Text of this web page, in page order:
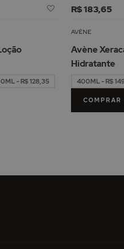
Adicionar
Lista
Desejos
- R$ 128,35
R$ 183,65
AVÈNE
Avène
Hidratante
400ML - R$
COMPRAR